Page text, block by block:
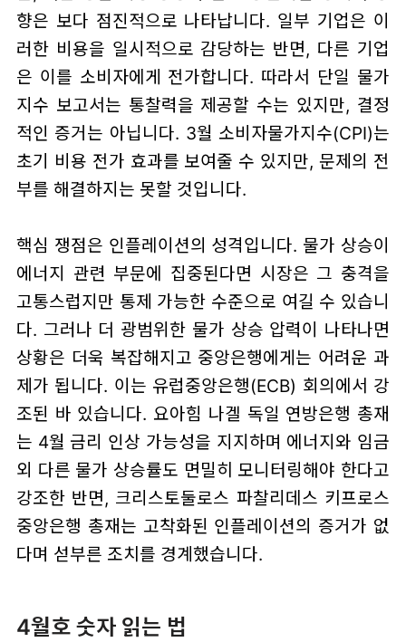
향은 보다 점진적으로 나타납니다. 일부 기업은 이
러한 비용을 일시적으로 감당하는 반면, 다른 기업
은 이를 소비자에게 전가합니다. 따라서 단일 물가
지수 보고서는 통찰력을 제공할 수는 있지만, 결정
적인 증거는 아닙니다. 3월 소비자물가지수(CPI)는
초기 비용 전가 효과를 보여줄 수 있지만, 문제의 전
부를 해결하지는 못할 것입니다.
핵심 쟁점은 인플레이션의 성격입니다. 물가 상승이
에너지 관련 부문에 집중된다면 시장은 그 충격을
고통스럽지만 통제 가능한 수준으로 여길 수 있습니
다. 그러나 더 광범위한 물가 상승 압력이 나타나면
상황은 더욱 복잡해지고 중앙은행에게는 어려운 과
제가 됩니다. 이는 유럽중앙은행(ECB) 회의에서 강
조된 바 있습니다. 요아힘 나겔 독일 연방은행 총재
는 4월 금리 인상 가능성을 지지하며 에너지와 임금
외 다른 물가 상승률도 면밀히 모니터링해야 한다고
강조한 반면, 크리스토둘로스 파찰리데스 키프로스
중앙은행 총재는 고착화된 인플레이션의 증거가 없
다며 섣부른 조치를 경계했습니다.
4월호 숫자 읽는 법